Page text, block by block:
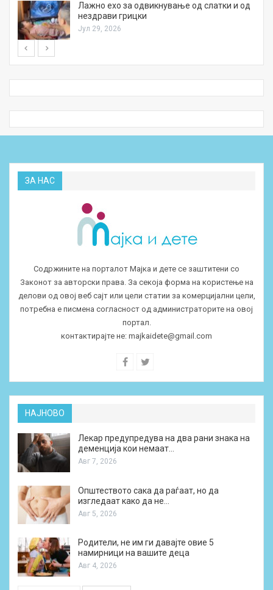
Лажно ехо за одвикнување од слатки и од
нездрави грицки
Јул 29, 2026
ЗА НАС
Содржините на порталот Мајка и дете се заштитени со
Законот за авторски права. За секоја форма на користење на
делови од овој веб сајт или цели статии за комерцијални цели,
потребна е писмена согласност од администраторите на овој
портал.
контактирајте не: majkaidete@gmail.com
НАЈНОВО
Лекар предупредува на два рани знака на
деменција кои немаат…
Авг 7, 2026
Општеството сака да раѓаат, но да
изгледаат како да не…
Авг 5, 2026
Родители, не им ги давајте овие 5
намирници на вашите деца
Авг 4, 2026